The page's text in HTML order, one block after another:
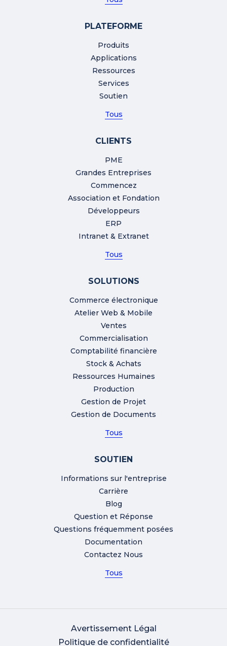
PLATEFORME
Produits
Applications
Ressources
Services
Soutien
Tous
CLIENTS
PME
Grandes Entreprises
Commencez
Association et Fondation
Développeurs
ERP
Intranet & Extranet
Tous
SOLUTIONS
Commerce électronique
Atelier Web & Mobile
Ventes
Commercialisation
Comptabilité financière
Stock & Achats
Ressources Humaines
Production
Gestion de Projet
Gestion de Documents
Tous
SOUTIEN
Informations sur l'entreprise
Carrière
Blog
Question et Réponse
Questions fréquemment posées
Documentation
Contactez Nous
Tous
Avertissement Légal
Politique de confidentialité